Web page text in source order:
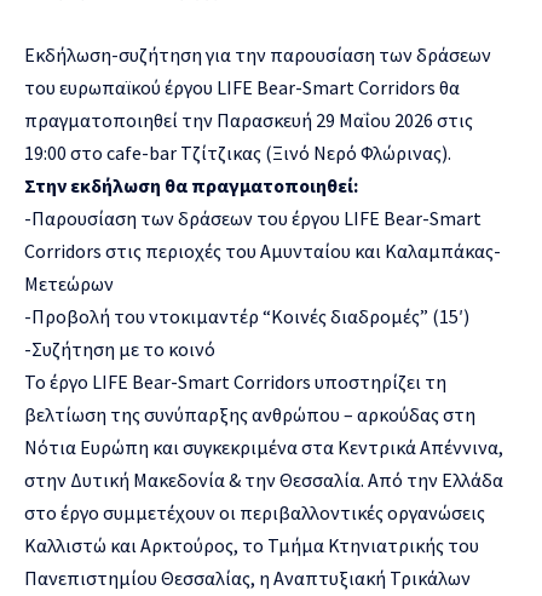
Εκδήλωση-συζήτηση για την παρουσίαση των δράσεων
του ευρωπαϊκού έργου LIFE Bear-Smart Corridors θα
πραγματοποιηθεί την Παρασκευή 29 Μαΐου 2026 στις
19:00 στο cafe-bar Τζίτζικας (Ξινό Νερό Φλώρινας).
Στην εκδήλωση θα πραγματοποιηθεί:
-Παρουσίαση των δράσεων του έργου LIFE Bear-Smart
Corridors στις περιοχές του Αμυνταίου και Καλαμπάκας-
Μετεώρων
-Προβολή του ντοκιμαντέρ “Κοινές διαδρομές” (15′)
-Συζήτηση με το κοινό
Το έργο LIFE Bear-Smart Corridors υποστηρίζει τη
βελτίωση της συνύπαρξης ανθρώπου – αρκούδας στη
Νότια Ευρώπη και συγκεκριμένα στα Κεντρικά Απέννινα,
στην Δυτική Μακεδονία & την Θεσσαλία. Από την Ελλάδα
στο έργο συμμετέχουν οι περιβαλλοντικές οργανώσεις
Καλλιστώ και Αρκτούρος, το Τμήμα Κτηνιατρικής του
Πανεπιστημίου Θεσσαλίας, η Αναπτυξιακή Τρικάλων